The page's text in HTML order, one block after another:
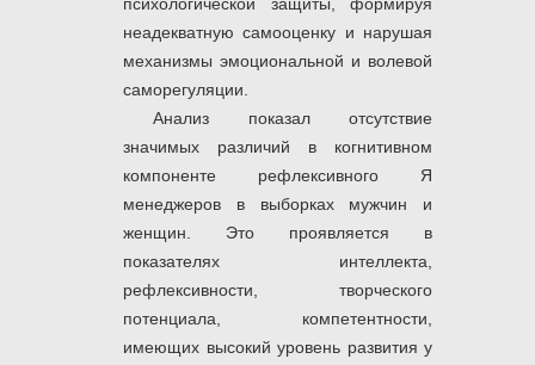
неадекватную самооценку и нарушая
механизмы эмоциональной и волевой
саморегуляции.
Анализ показал отсутствие
значимых различий в когнитивном
компоненте рефлексивного Я
менеджеров в выборках мужчин и
женщин. Это проявляется в
показателях интеллекта,
рефлексивности, творческого
потенциала, компетентности,
имеющих высокий уровень развития у